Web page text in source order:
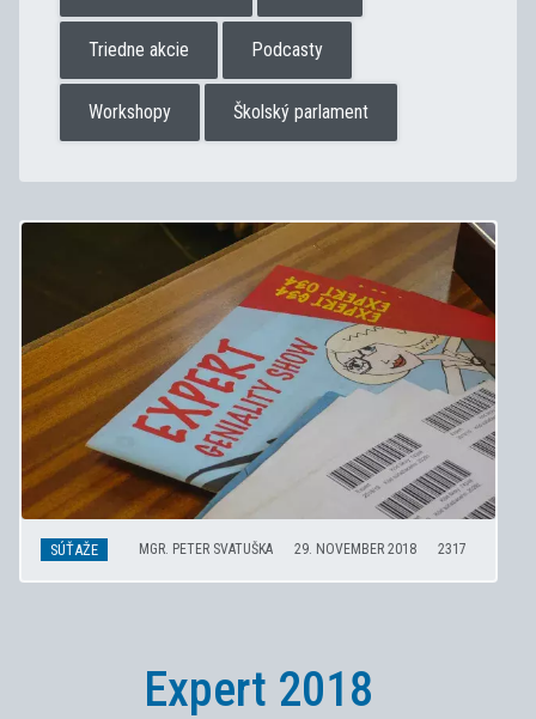
Triedne akcie Podcasty
Workshopy Školský parlament
SÚŤAŽE MGR. PETER SVATUŠKA 29. NOVEMBER 2018 2317
Expert 2018